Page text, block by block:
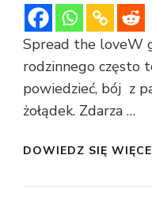
Spread the loveW
rodzinnego często
powiedzieć, bój z
żołądek. Zdarza …
DOWIEDZ SIĘ